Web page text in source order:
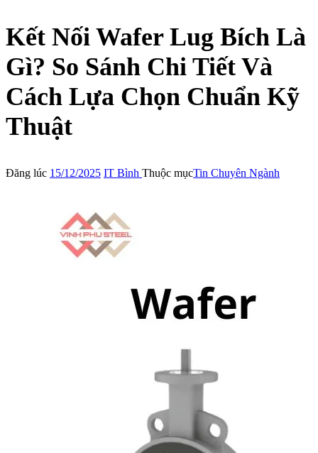
Kết Nối Wafer Lug Bích Là
Gì? So Sánh Chi Tiết Và
Cách Lựa Chọn Chuẩn Kỹ
Thuật
Đăng lúc 15/12/2025 IT Bình Thuộc mụcTin Chuyên Ngành